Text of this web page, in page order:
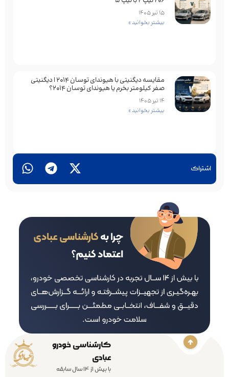
اشتراک
15 تیر 1405
بیشتر بخوانید »
مقایسه دیگنیتی با هیوندای توسان 2014 | دیگنیتی
صفر کیلومتر بخرم یا هیوندای توسان 2014؟
14 تیر 1405
بیشتر بخوانید »
کارشناسی خودرو
عبادی
با بیش از 14 سال سابقه